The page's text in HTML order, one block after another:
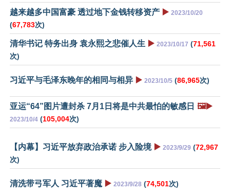
越来越多中国富豪 透过地下金钱转移资产 ▶️ 2023/10/20
(67,783次)
清华书记 特务出身 袁永熙之悲催人生 ▶️ 2023/10/17 (71,561
次)
习近平与毛泽东晚年的相同与相异 ▶️ 2023/10/5 (86,965次)
亚运“64”图片遭封杀 7月1日将是中共最怕的敏感日 🖼️▶️
2023/10/4 (105,004次)
【内幕】习近平放弃政治承诺 步入险境 ▶️ 2023/9/29 (72,967
次)
清洗带弓军人 习近平著魔 ▶️ 2023/9/28 (74,501次)